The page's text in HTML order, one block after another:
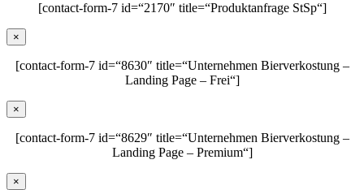
[contact-form-7 id=“2170″ title=“Produktanfrage StSp“]
×
[contact-form-7 id=“8630″ title=“Unternehmen Bierverkostung –
Landing Page – Frei“]
×
[contact-form-7 id=“8629″ title=“Unternehmen Bierverkostung –
Landing Page – Premium“]
×